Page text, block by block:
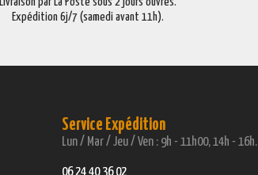
Expédition 6j/7 (samedi avant 11h).
Service Expédition
Lun / Mar / Jeu / Ven : 9h - 11h00, 14h - 16h.